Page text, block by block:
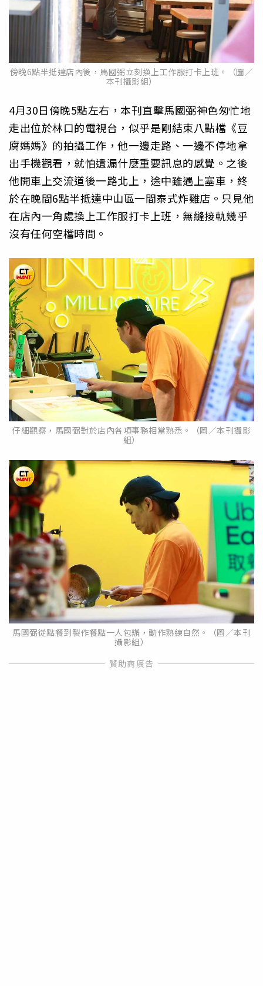
傍晚6點半抵達店內後，馬國弼立刻換上工作服打卡上班。（圖／
本刊攝影組）
4月30日傍晚5點左右，本刊直擊馬國弼神色匆忙地
走出位於林口的電視台，似乎是剛結束八點檔《豆
腐媽媽》的拍攝工作，他一邊走路、一邊不停地拿
出手機觀看，就怕遺漏什麼重要訊息的感覺。之後
他開車上交流道後一路北上，途中雖遇上塞車，終
於在晚間6點半抵達中山區一間泰式炸雞店。只見他
在店內一角處換上工作服打卡上班，無縫接軌幾乎
沒有任何空檔時間。
仔細觀察，馬國弼對於店內各項事務相當熟悉。（圖／本刊攝影
組）
馬國弼從點餐到製作餐點一人包辦，動作熟練自然。（圖／本刊
攝影組）